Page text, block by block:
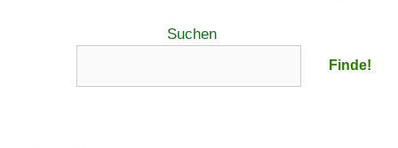
Suchen
Finde!